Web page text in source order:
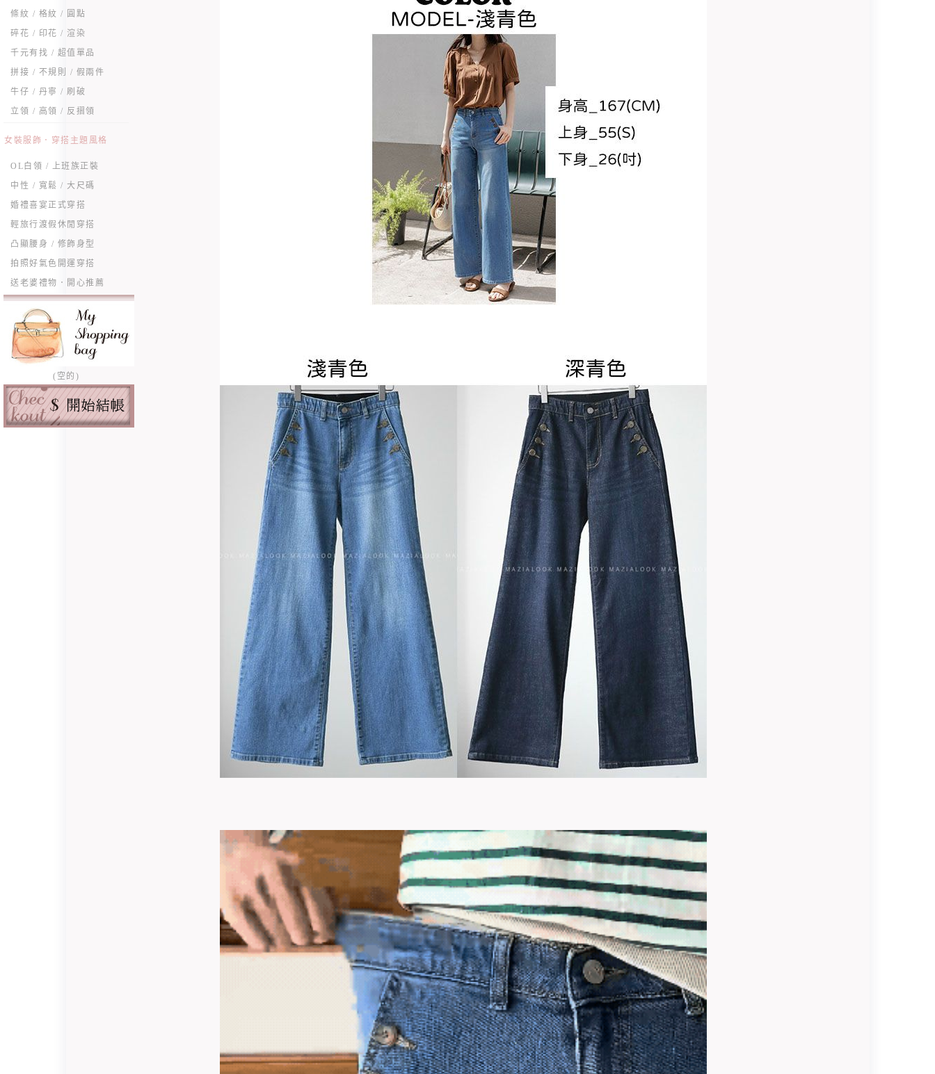
條紋 / 格紋 / 圓點
碎花 / 印花 / 渲染
千元有找 / 超值單品
拼接 / 不規則 / 假兩件
牛仔 / 丹寧 / 刷破
立領 / 高領 / 反摺領
女裝服飾．穿搭主題風格
OL白領 / 上班族正裝
中性 / 寬鬆 / 大尺碼
婚禮喜宴正式穿搭
輕旅行渡假休閒穿搭
凸顯腰身 / 修飾身型
拍照好氣色開運穿搭
送老婆禮物．開心推薦
(空的)